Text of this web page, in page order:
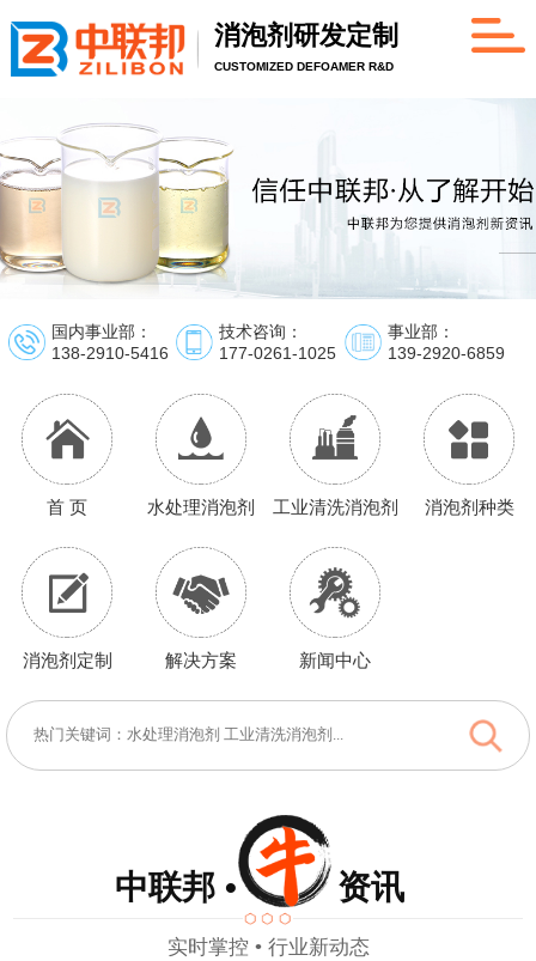
消泡剂研发定制
CUSTOMIZED DEFOAMER R&D
国内事业部：
138-2910-5416
技术咨询：
177-0261-1025
事业部：
139-2920-6859
首 页 水处理消泡剂 工业清洗消泡剂 消泡剂种类
消泡剂定制 解决方案 新闻中心
中联邦 • 资讯
实时掌控 • 行业新动态